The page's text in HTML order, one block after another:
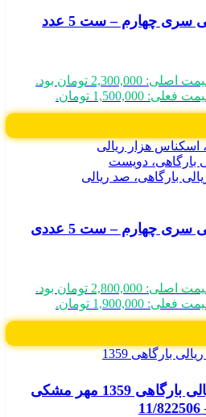
سری چهارم – ست 5 عدد
اصلی: 2,300,000 تومان بود.
فعلی: 1,500,000 تومان.
اسکناس بارگاهی سری چهارم – ست 5 عددی
اصلی: 2,800,000 تومان بود.
فعلی: 1,900,000 تومان.
اسکناس 500 ریالی بارگاهی 1359 مهر مشکی